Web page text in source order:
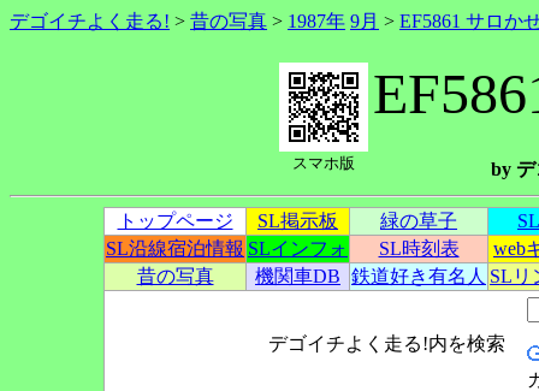
デゴイチよく走る! > 昔の写真 > 1987年 9月 > EF5861 サロか
スマホ版 by
トップページ SL掲示板 緑の草子
SL沿線宿泊情報 SLインフォ SL時刻表
web
昔の写真
機関車DB 鉄道好き有名人 SLリ
デゴイチよく走る!内を検索